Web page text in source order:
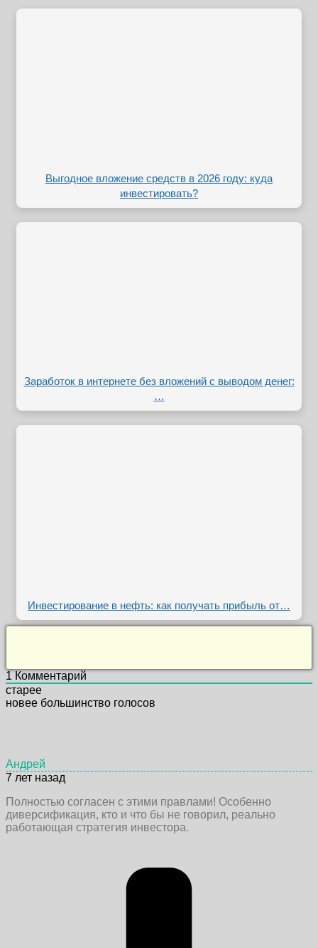
Выгодное вложение средств в 2026 году: куда
инвестировать?
Заработок в интернете без вложений с выводом денег:
…
Инвестирование в нефть: как получать прибыль от…
1 Комментарий
старее
новее большинство голосов
Андрей
7 лет назад
Полностью согласен с этими правлами! Особенно
диверсификация, кто и что бы не говорил, реально
работающая стратегия инвестора.